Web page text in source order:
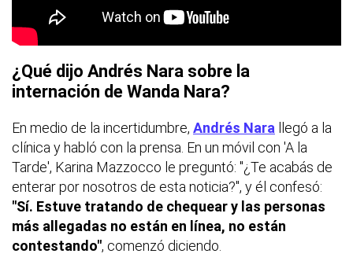
¿Qué dijo Andrés Nara sobre la
internación de Wanda Nara?
En medio de la incertidumbre, Andrés Nara llegó a la
clínica y habló con la prensa. En un móvil con 'A la
Tarde', Karina Mazzocco le preguntó: "¿Te acabás de
enterar por nosotros de esta noticia?", y él confesó:
"Sí. Estuve tratando de chequear y las personas
más allegadas no están en línea, no están
contestando", comenzó diciendo.